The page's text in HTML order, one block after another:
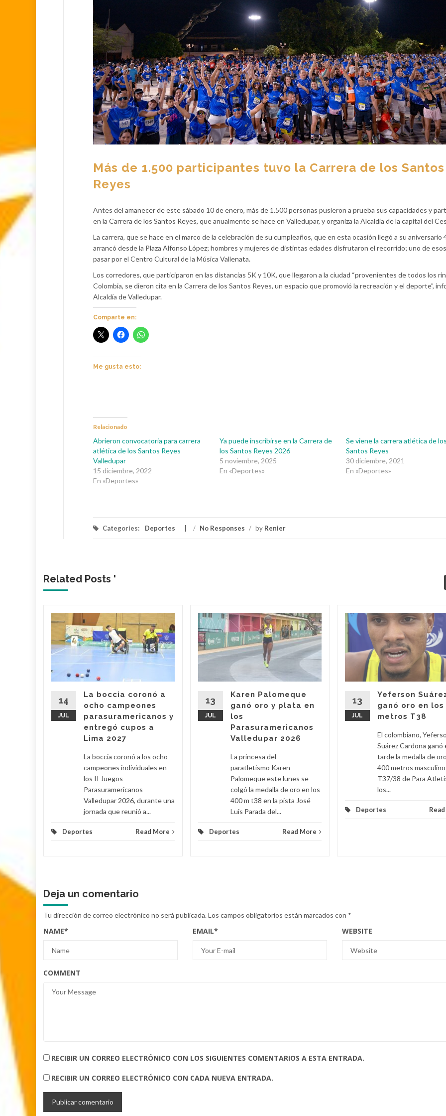
Más de 1.500 participantes tuvo la Carrera de los Santos
Reyes
Antes del amanecer de este sábado 10 de enero, más de 1.500 personas pusieron a prueba sus capacidades y
en la Carrera de los Santos Reyes, que anualmente se hace en Valledupar, y organiza la Alcaldía de la capital del
La carrera, que se hace en el marco de la celebración de su cumpleaños, que en esta ocasión llegó a su aniversario
arrancó desde la Plaza Alfonso López; hombres y mujeres de distintas edades disfrutaron el recorrido; uno de
pasar por el Centro Cultural de la Música Vallenata.
Los corredores, que participaron en las distancias 5K y 10K, que llegaron a la ciudad “provenientes de todos los
Colombia, se dieron cita en la Carrera de los Santos Reyes, un espacio que promovió la recreación y el deporte”,
Alcaldía de Valledupar.
Comparte en:
Me gusta esto:
Relacionado
Abrieron convocatoria para carrera
atlética de los Santos Reyes
Valledupar
15 diciembre, 2022
En «Deportes»
Ya puede inscribirse en la Carrera de
los Santos Reyes 2026
5 noviembre, 2025
En «Deportes»
Se viene la carrera atlética de los
Santos Reyes
30 diciembre, 2021
En «Deportes»
Categories: Deportes / No Responses / by Renier
Related Posts '
14
JUL
La boccia coronó a
ocho campeones
parasuramericanos y
entregó cupos a
Lima 2027
La boccia coronó a los ocho
campeones individuales en
los II Juegos
Parasuramericanos
Valledupar 2026, durante una
jornada que reunió a...
Deportes Read More
13
JUL
Karen Palomeque
ganó oro y plata en
los
Parasuramericanos
Valledupar 2026
La princesa del
paratletismo Karen
Palomeque este lunes se
colgó la medalla de oro en los
400 m t38 en la pista José
Luis Parada del...
Deportes Read More
13
JUL
Yeferson
ganó oro en los
metros T38
El colombiano,
Suárez Cardona ganó
tarde la medalla de
400 metros masculino
T37/38 de Para
los...
Deportes
Deja un comentario
Tu dirección de correo electrónico no será publicada.Los campos obligatorios están marcados con *
NAME* EMAIL* WEBSITE
COMMENT
RECIBIR UN CORREO ELECTRÓNICO CON LOS SIGUIENTES COMENTARIOS A ESTA ENTRADA.
RECIBIR UN CORREO ELECTRÓNICO CON CADA NUEVA ENTRADA.